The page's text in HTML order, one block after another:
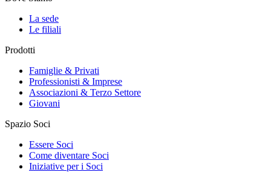
La sede
Le filiali
Prodotti
Famiglie & Privati
Professionisti & Imprese
Associazioni & Terzo Settore
Giovani
Spazio Soci
Essere Soci
Come diventare Soci
Iniziative per i Soci